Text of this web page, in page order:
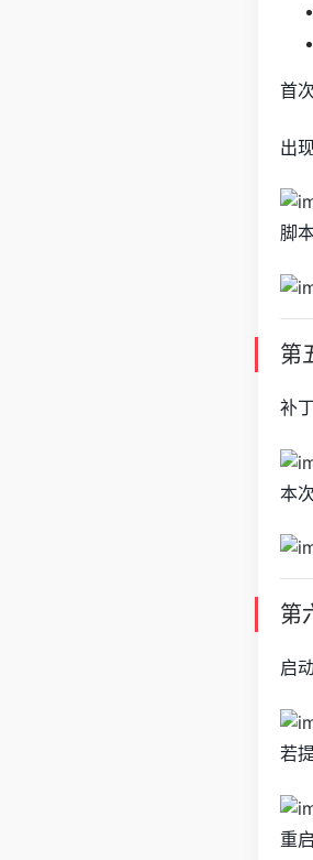
首
出
脚
第
补
本
第
启
若
重